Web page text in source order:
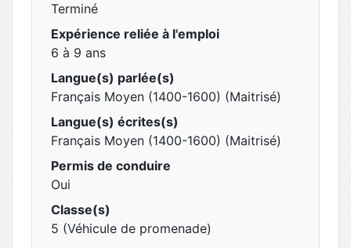
Terminé
Expérience reliée à l'emploi
6 à 9 ans
Langue(s) parlée(s)
Français Moyen (1400-1600) (Maitrisé)
Langue(s) écrites(s)
Français Moyen (1400-1600) (Maitrisé)
Permis de conduire
Oui
Classe(s)
5 (Véhicule de promenade)